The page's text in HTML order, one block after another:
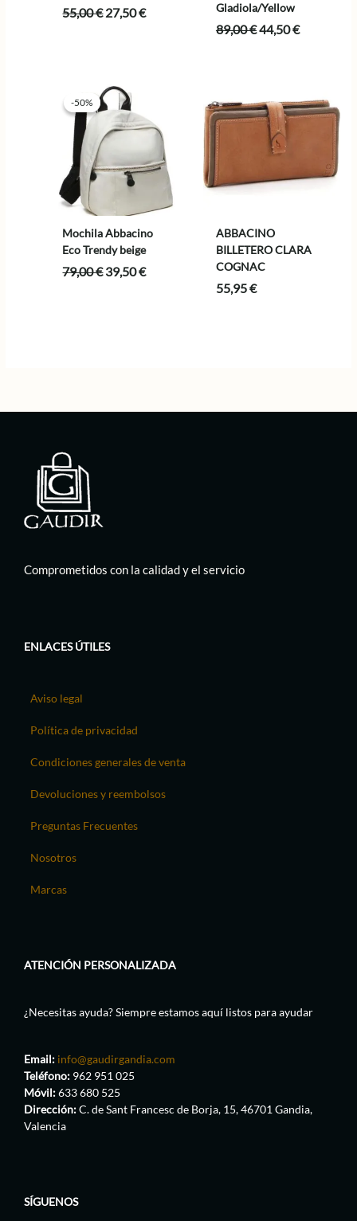
55,00€El
27,50€El
Gladiola/Yellow
89,00€El
44,50€El
-50%
-50%
Mochila Abbacino
Eco Trendy beige
79,00€El
39,50€El
ABBACINO
BILLETERO CLARA
COGNAC
55,95€
Comprometidos con la calidad y el servicio
ENLACES ÚTILES
Aviso legal
Política de privacidad
Condiciones generales de venta
Devoluciones y reembolsos
Preguntas Frecuentes
Nosotros
Marcas
ATENCIÓN PERSONALIZADA
¿Necesitas ayuda? Siempre estamos aquí listos para ayudar
Email: info@gaudirgandia.com
Teléfono: 962 951 025
Móvil:633 680 525
Dirección:C. de Sant Francesc de Borja, 15, 46701 Gandia,
Valencia
SÍGUENOS